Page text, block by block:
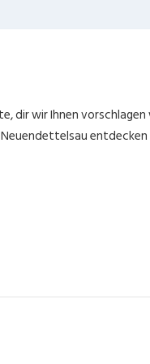
wir Ihnen vorschlagen
entdecken